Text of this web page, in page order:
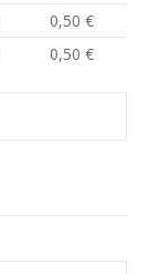
0,50 €
0,50 €